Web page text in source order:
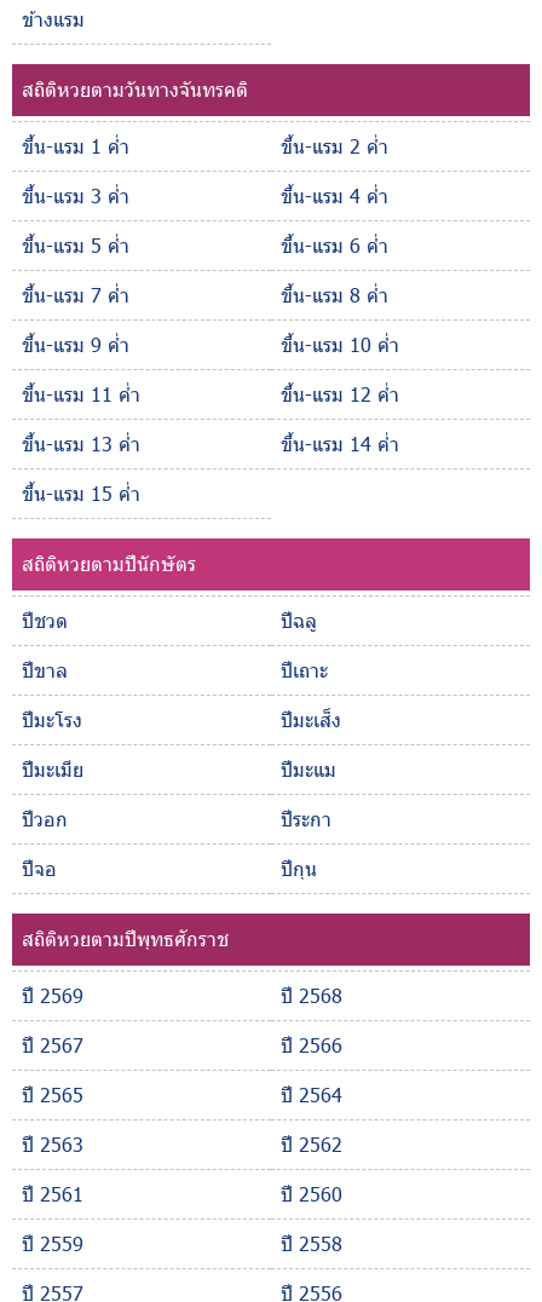
ข้างแรม
สถิติหวยตามวันทางจันทรคติ
ขึ้น-แรม 1 ค่ำ
ขึ้น-แรม 2 ค่ำ
ขึ้น-แรม 3 ค่ำ
ขึ้น-แรม 4 ค่ำ
ขึ้น-แรม 5 ค่ำ
ขึ้น-แรม 6 ค่ำ
ขึ้น-แรม 7 ค่ำ
ขึ้น-แรม 8 ค่ำ
ขึ้น-แรม 9 ค่ำ
ขึ้น-แรม 10 ค่ำ
ขึ้น-แรม 11 ค่ำ
ขึ้น-แรม 12 ค่ำ
ขึ้น-แรม 13 ค่ำ
ขึ้น-แรม 14 ค่ำ
ขึ้น-แรม 15 ค่ำ
สถิติหวยตามปีนักษัตร
ปีชวด
ปีฉลู
ปีขาล
ปีเถาะ
ปีมะโรง
ปีมะเส็ง
ปีมะเมีย
ปีมะแม
ปีวอก
ปีระกา
ปีจอ
ปีกุน
สถิติหวยตามปีพุทธศักราช
ปี 2569
ปี 2568
ปี 2567
ปี 2566
ปี 2565
ปี 2564
ปี 2563
ปี 2562
ปี 2561
ปี 2560
ปี 2559
ปี 2558
ปี 2557
ปี 2556